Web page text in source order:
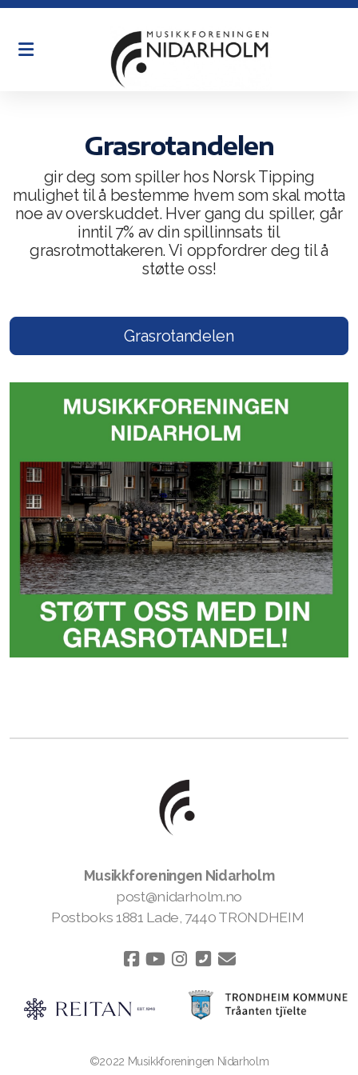
Grasrotandelen
gir deg som spiller hos Norsk Tipping
mulighet til å bestemme hvem som skal motta
noe av overskuddet. Hver gang du spiller, går
inntil 7% av din spillinnsats til
grasrotmottakeren. Vi oppfordrer deg til å
støtte oss!
Grasrotandelen
Musikkforeningen Nidarholm
post@nidarholm.no
Postboks 1881 Lade, 7440 TRONDHEIM
©2022 Musikkforeningen Nidarholm
Organisasjon
Dirigenter
Støttemedlem
Grasrotandelen
Spille med oss?
Styret